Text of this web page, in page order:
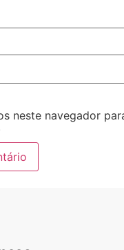
neste navegador